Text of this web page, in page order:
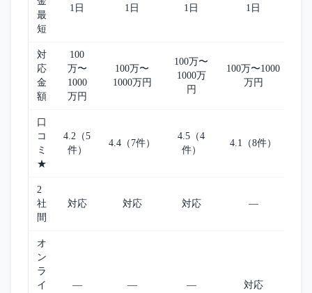
最
短
1日 1日 1日 1日
対
応
金
額
100
万〜
1000
万円
100万〜
1000万円
100万〜
1000万
円
100万〜1000
万円
口
コ
ミ
★
4.2（5
件）
4.4（7件）
4.5（4
件）
4.1（8件）
2
社
間
対応 対応 対応 —
オ
ン
ラ
イ
— — — 対応